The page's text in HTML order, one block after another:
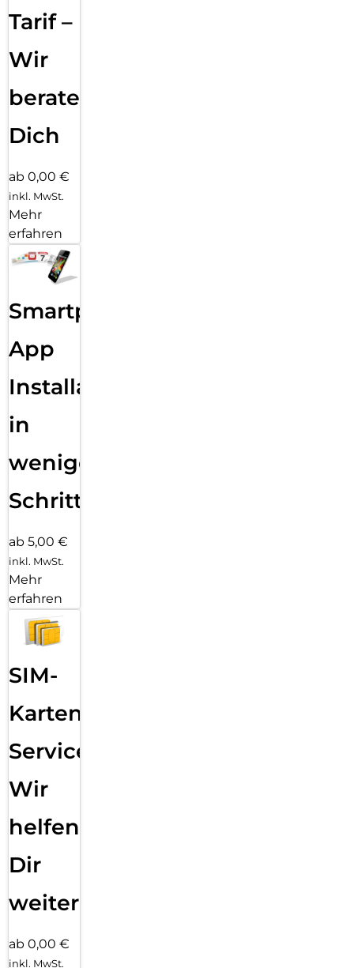
Tarif –
Wir
beraten
Dich
ab 0,00 €
inkl. MwSt.
Mehr
erfahren
Smartphone
App
Installation
in
wenigen
Schritten
ab 5,00 €
inkl. MwSt.
Mehr
erfahren
SIM-
Karten
Service:
Wir
helfen
Dir
weiter
ab 0,00 €
inkl. MwSt.